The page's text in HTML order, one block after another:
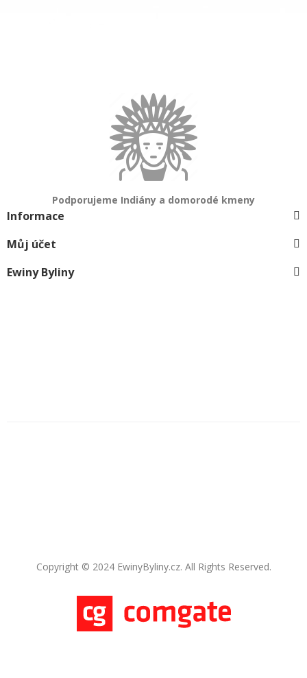
Podporujeme Indiány a domorodé kmeny
Informace
Můj účet
Ewiny Byliny
Copyright © 2024 EwinyByliny.cz. All Rights Reserved.